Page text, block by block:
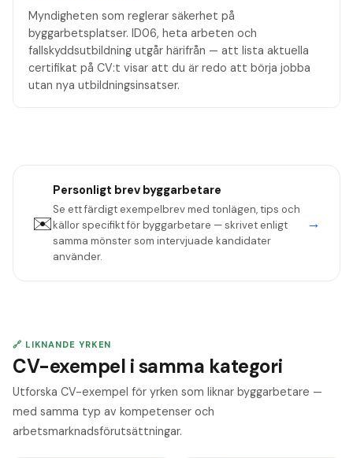
Myndigheten som reglerar säkerhet på
byggarbetsplatser. ID06, heta arbeten och
fallskyddsutbildning utgår härifrån — att lista aktuella
certifikat på CV:t visar att du är redo att börja jobba
utan nya utbildningsinsatser.
✉️
Personligt brev byggarbetare
Se ett färdigt exempelbrev med tonlägen, tips och
källor specifikt förbyggarbetare — skrivet enligt
samma mönster som intervjuade kandidater
använder.
→
🔗 LIKNANDE YRKEN
CV-exempel i samma kategori
Utforska CV-exempel för yrken som liknar byggarbetare —
med samma typ av kompetenser och
arbetsmarknadsförutsättningar.